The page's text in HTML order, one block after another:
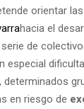
orientar las
hacia el
de
especial
, determinados
en riesgo de